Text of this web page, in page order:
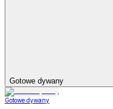
Gotowe dywany
Gotowe dywany